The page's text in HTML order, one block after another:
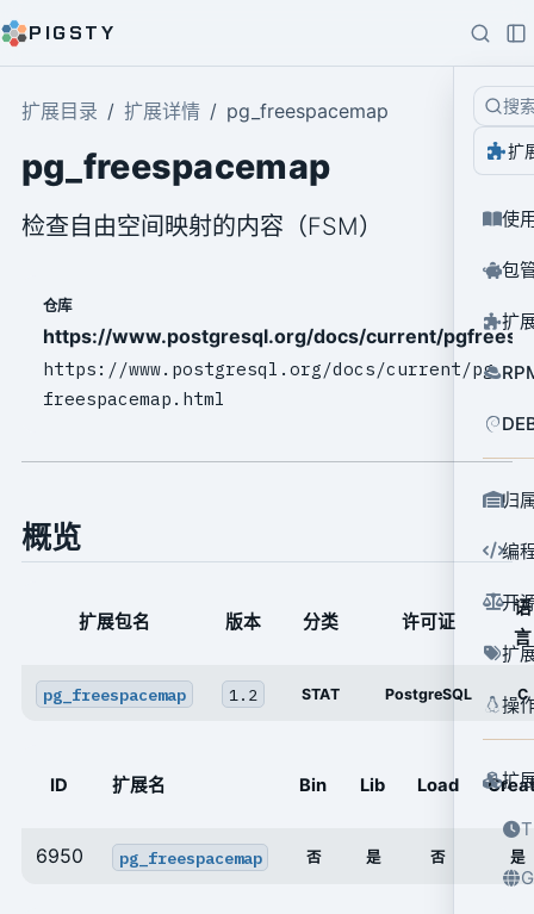
PIGSTY
搜
扩
使
包
扩
归
编
开
扩
操
扩
扩展目录 扩展详情 pg_freespacemap
pg_freespacemap
检查自由空间映射的内容（FSM）
仓库
https://www.postgresql.org/docs/current/
https://www.postgresql.org/docs/current/pg
freespacemap.html
概览
扩展包名 版本 分类 许可证
语
言
pg_freespacemap 1.2 STAT PostgreSQL C
ID 扩展名 Bin Lib Load
6950 pg_freespacemap 否 是 否 是